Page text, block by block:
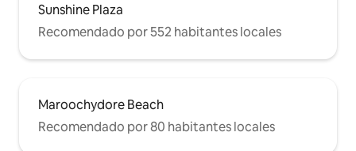
Sunshine Plaza
Recomendado por 552 habitantes locales
Maroochydore Beach
Recomendado por 80 habitantes locales